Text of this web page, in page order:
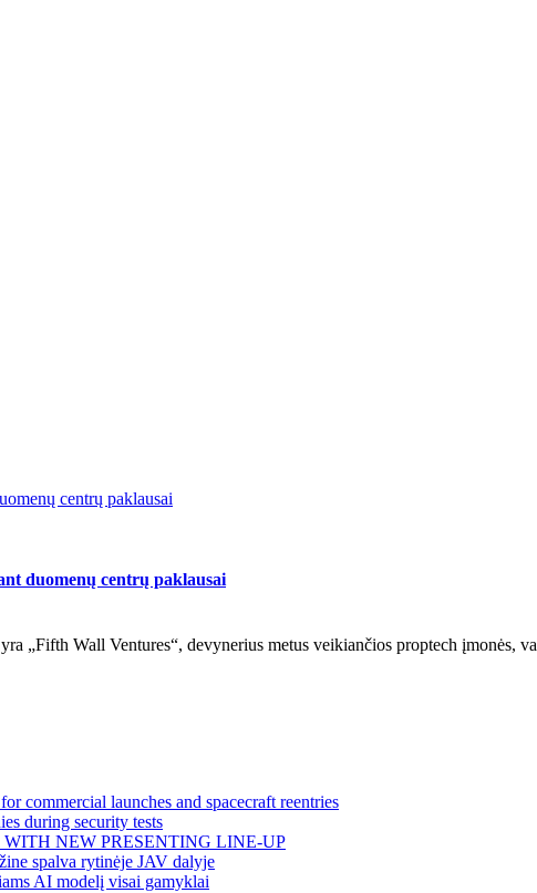
centrų paklausai
duomenų centrų paklausai
„Fifth Wall Ventures“, devynerius metus veikiančios proptech įmonės,
commercial launches and spacecraft reentries
during security tests
NEW PRESENTING LINE-UP
spalva rytinėje JAV dalyje
AI modelį visai gamyklai